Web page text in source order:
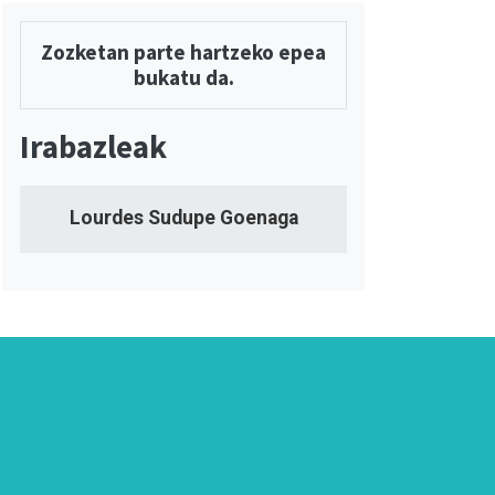
Zozketan parte hartzeko epea
bukatu da.
Irabazleak
Lourdes Sudupe Goenaga